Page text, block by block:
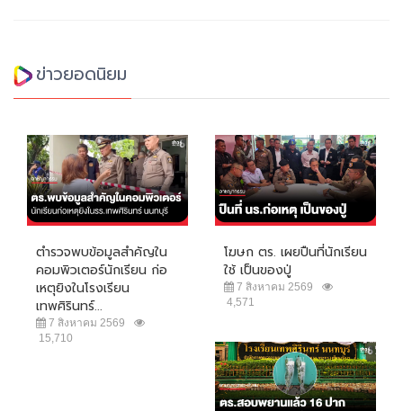
ข่าวยอดนิยม
ตำรวจพบข้อมูลสำคัญใน
คอมพิวเตอร์นักเรียน ก่อ
เหตุยิงในโรงเรียน
เทพศิรินทร์...
7 สิงหาคม 2569
15,710
โฆษก ตร. เผยปืนที่นักเรียน
ใช้ เป็นของปู่
7 สิงหาคม 2569
4,571